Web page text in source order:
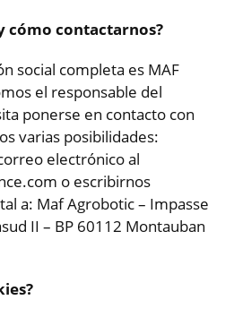
cómo contactarnos?
social completa es MAF
el responsable del
ponerse en contacto con
varias posibilidades:
electrónico al
o escribirnos
a: Maf Agrobotic – Impasse
II – BP 60112 Montauban